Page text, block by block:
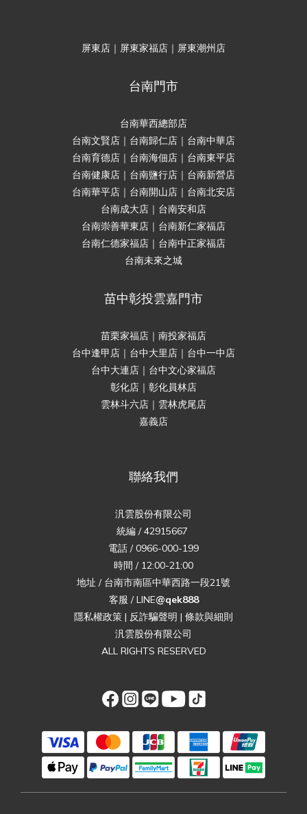
屏東店｜屏東家福店｜屏東潮州店
台南門市
台南華西總部店
台南文賢店｜台南歸仁店｜台南中華店
台南育德店｜台南海佃店｜台南東平店
台南健康店｜台南鹽行店｜台南新營店
台南華平店｜台南開山店｜台南北安店
台南成大店｜台南安和店
台南崇善華東店｜台南新仁家福店
台南仁德家福店｜台南中正家福店
台南未來之城
苗中彰投雲嘉門市
苗栗家福店｜南投家福店
台中逢甲店｜台中大里店｜台中一中店
台中大連店｜台中文心家福店
彰化店｜彰化員林店
雲林斗六店｜雲林虎尾店
嘉義店
聯絡我們
汎雲股份有限公司
統編 / 42915667
電話 / 0966-000-199
時間 / 12:00-21:00
地址 / 台南市南區中華西路一段21號
客服 / LINE@qek888
隱私權政策 | 反詐騙聲明 | 條款與細則
汎雲股份有限公司
ALL RIGHTS RESERVED